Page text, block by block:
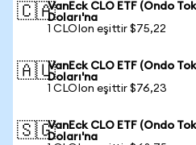
🇨🇦VanEck CLO ETF (Ondo
Doları'na
1 CLOIon eşittir $75,22
🇦🇺VanEck CLO ETF (Ondo
Doları'na
1 CLOIon eşittir $76,23
🇸🇬VanEck CLO ETF (Ondo
Doları'na